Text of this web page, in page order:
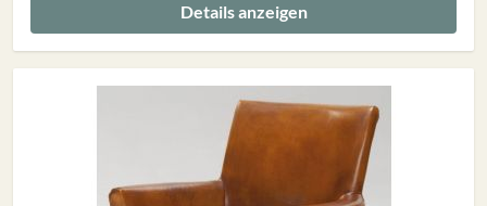
Details anzeigen